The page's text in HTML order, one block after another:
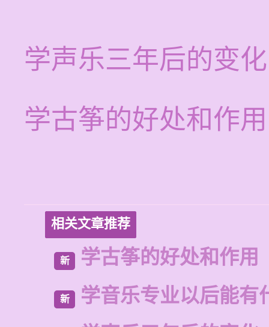
学声乐三年后的变化
学古筝的好处和作用
相关文章推荐
新 学古筝的好处和作用
新
学音乐专业以后能有